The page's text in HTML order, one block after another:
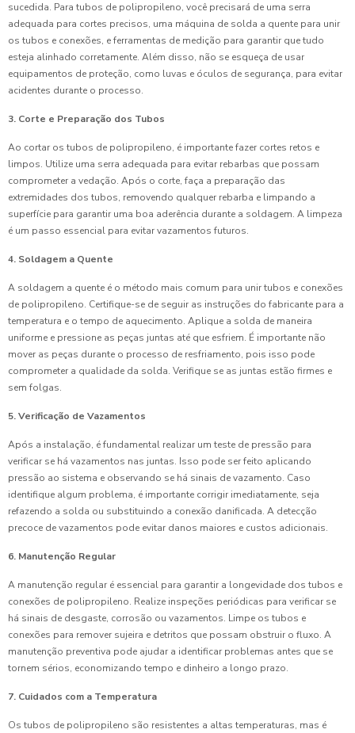
sucedida. Para tubos de polipropileno, você precisará de uma serra
adequada para cortes precisos, uma máquina de solda a quente para unir
os tubos e conexões, e ferramentas de medição para garantir que tudo
esteja alinhado corretamente. Além disso, não se esqueça de usar
equipamentos de proteção, como luvas e óculos de segurança, para evitar
acidentes durante o processo.
3. Corte e Preparação dos Tubos
Ao cortar os tubos de polipropileno, é importante fazer cortes retos e
limpos. Utilize uma serra adequada para evitar rebarbas que possam
comprometer a vedação. Após o corte, faça a preparação das
extremidades dos tubos, removendo qualquer rebarba e limpando a
superfície para garantir uma boa aderência durante a soldagem. A limpeza
é um passo essencial para evitar vazamentos futuros.
4. Soldagem a Quente
A soldagem a quente é o método mais comum para unir tubos e conexões
de polipropileno. Certifique-se de seguir as instruções do fabricante para a
temperatura e o tempo de aquecimento. Aplique a solda de maneira
uniforme e pressione as peças juntas até que esfriem. É importante não
mover as peças durante o processo de resfriamento, pois isso pode
comprometer a qualidade da solda. Verifique se as juntas estão firmes e
sem folgas.
5. Verificação de Vazamentos
Após a instalação, é fundamental realizar um teste de pressão para
verificar se há vazamentos nas juntas. Isso pode ser feito aplicando
pressão ao sistema e observando se há sinais de vazamento. Caso
identifique algum problema, é importante corrigir imediatamente, seja
refazendo a solda ou substituindo a conexão danificada. A detecção
precoce de vazamentos pode evitar danos maiores e custos adicionais.
6. Manutenção Regular
A manutenção regular é essencial para garantir a longevidade dos tubos e
conexões de polipropileno. Realize inspeções periódicas para verificar se
há sinais de desgaste, corrosão ou vazamentos. Limpe os tubos e
conexões para remover sujeira e detritos que possam obstruir o fluxo. A
manutenção preventiva pode ajudar a identificar problemas antes que se
tornem sérios, economizando tempo e dinheiro a longo prazo.
7. Cuidados com a Temperatura
Os tubos de polipropileno são resistentes a altas temperaturas, mas é